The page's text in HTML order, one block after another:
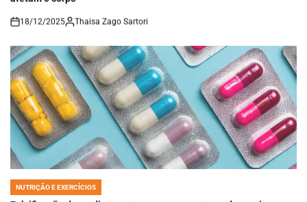
on
18/12/2025 Thaisa Zago Sartori
POSTED
IN
Falsificação de medicamentos: como se proteger de um risco